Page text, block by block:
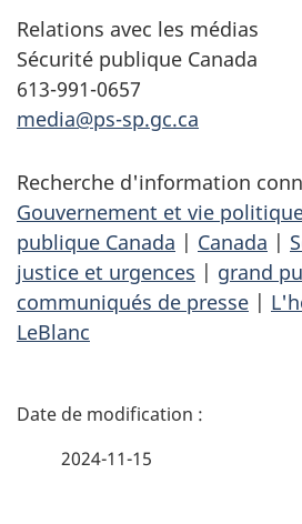
Relations avec les médias
Sécurité publique Canada
613-991-0657
media@ps-sp.gc.ca
Recherche d'information
Gouvernement et vie
publique Canada | Canada |
justice et urgences | grand
communiqués de presse |
LeBlanc
D
2024-11-15